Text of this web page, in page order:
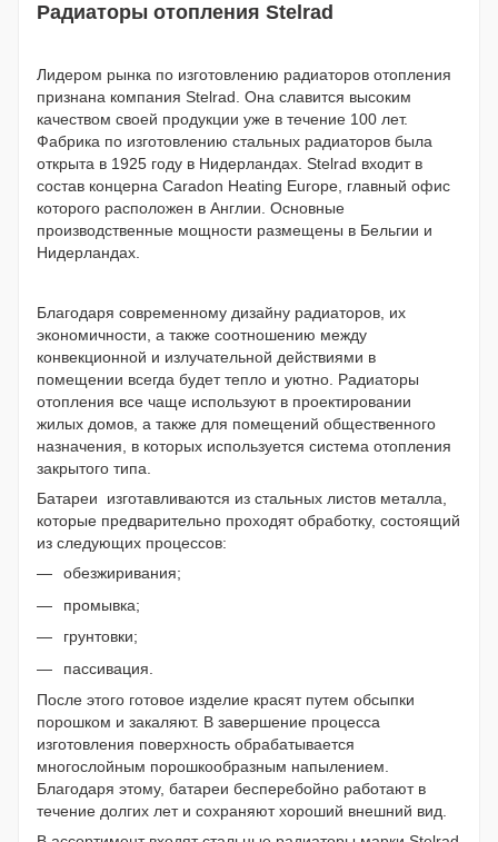
Радиаторы отопления Stelrad
Лидером рынка по изготовлению радиаторов отопления
признана компания Stelrad. Она славится высоким
качеством своей продукции уже в течение 100 лет.
Фабрика по изготовлению стальных радиаторов была
открыта в 1925 году в Нидерландах. Stelrad входит в
состав концерна Caradon Heating Europe, главный офис
которого расположен в Англии. Основные
производственные мощности размещены в Бельгии и
Нидерландах.
Благодаря современному дизайну радиаторов, их
экономичности, а также соотношению между
конвекционной и излучательной действиями в
помещении всегда будет тепло и уютно. Радиаторы
отопления все чаще используют в проектировании
жилых домов, а также для помещений общественного
назначения, в которых используется система отопления
закрытого типа.
Батареи
изготавливаются из стальных листов металла,
которые предварительно проходят обработку, состоящий
из следующих процессов:
обезжиривания;
промывка;
грунтовки;
пассивация.
После этого готовое изделие красят путем обсыпки
порошком и закаляют. В завершение процесса
изготовления поверхность обрабатывается
многослойным порошкообразным напылением.
Благодаря этому, батареи бесперебойно работают в
течение долгих лет и сохраняют хороший внешний вид.